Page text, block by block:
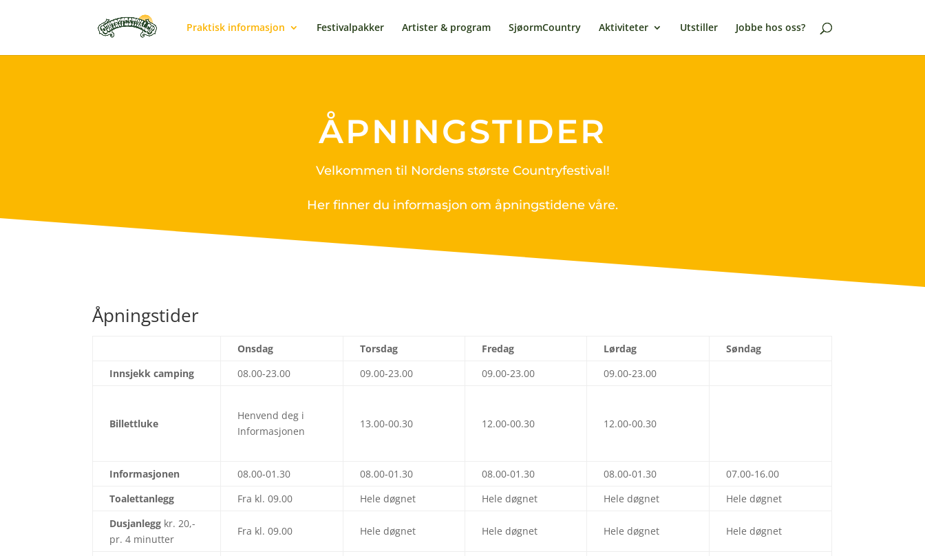
Praktisk informasjon Festivalpakker Artister & program SjøormCountry Aktiviteter Utstiller Jobbe hos oss?
ÅPNINGSTIDER
Velkommen til Nordens største Countryfestival!
Her finner du informasjon om åpningstidene våre.
Åpningstider
Onsdag Torsdag Fredag Lørdag
Søndag
Innsjekk camping
08.00-23.00 09.00-23.00 09.00-23.00 09.00-23.00
Billettluke
Henvend deg i
Informasjonen
13.00-00.30 12.00-00.30 12.00-00.30
Informasjonen 08.00-01.30 08.00-01.30 08.00-01.30 08.00-01.30
07.00-16.00
Toalettanlegg
Fra kl. 09.00 Hele døgnet Hele døgnet Hele døgnet
Hele døgnet
Dusjanlegg kr. 20,-
pr. 4 minutter
Fra kl. 09.00 Hele døgnet Hele døgnet Hele døgnet Hele døgnet